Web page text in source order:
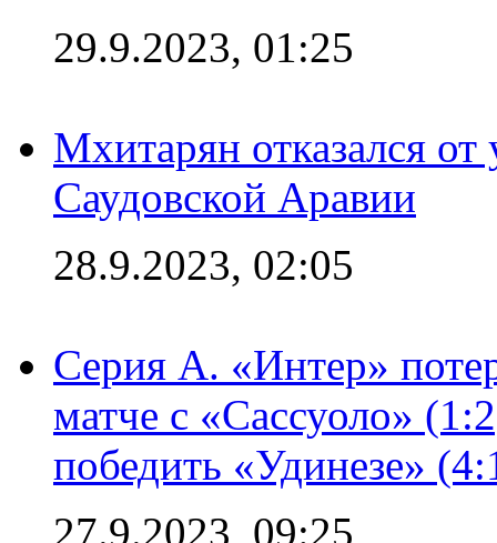
29.9.2023, 01:25
Мхитарян отказался от
Саудовской Аравии
28.9.2023, 02:05
Серия А. «Интер»
матче с «Сассуоло»
победить «Удинезе»
27.9.2023, 09:25